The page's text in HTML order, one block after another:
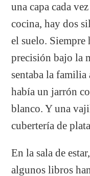
una capa cada
cocina, hay dos
el suelo. Siempre
precisión bajo la
sentaba la familia
había un jarrón
blanco. Y una
cubertería de
En la sala de
algunos libros